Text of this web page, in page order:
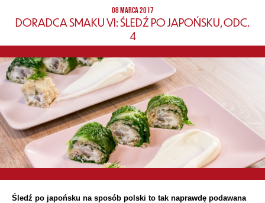
08 MARCA 2017
DORADCA SMAKU VI: ŚLEDŹ PO JAPOŃSKU, ODC.
4
Śledź po japońsku na sposób polski to tak naprawdę podawana